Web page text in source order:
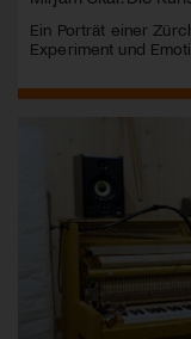
Ein Porträt einer
Experiment und